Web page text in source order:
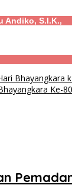
Andiko, S.I.K.,
Bhayangkara
Ke-80